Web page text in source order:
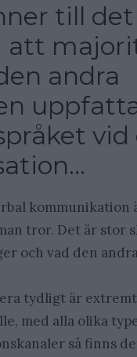
till det
andra
vid
kommunikation
tror. Det är stor
och vad den
tydligt är
med alla olika
så finns